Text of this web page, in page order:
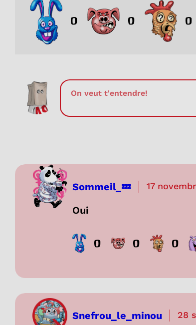
0 0 0
Sommeil_💤 17
Oui
0 0 0
Snefrou_le_minou 28